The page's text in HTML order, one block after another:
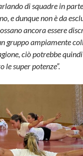
di squadre in
e dunque non è da
ancora essere
gruppo ampiamente
ciò potrebbe
le super potenze”.